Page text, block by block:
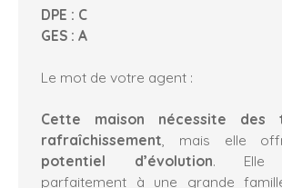
DPE : C
GES : A
Le mot de votre agent :
Cette maison nécessite des
rafraîchissement , mais elle
potentiel d’évolution. Elle
parfaitement à une grande